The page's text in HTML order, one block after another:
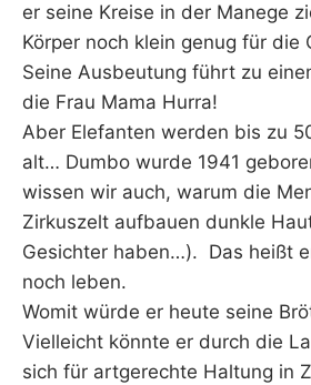
er seine Kreise in der Manege
Körper noch klein genug für die
Seine Ausbeutung führt zu
die Frau Mama Hurra!
Aber Elefanten werden bis zu
alt… Dumbo wurde 1941
wissen wir auch, warum die
Zirkuszelt aufbauen dunkle
Gesichter haben…). Das heißt
noch leben.
Womit würde er heute seine
Vielleicht könnte er durch die
sich für artgerechte Haltung in